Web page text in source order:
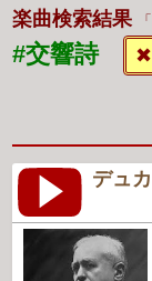
楽曲検索結果
#交響詩 ✖
デュ